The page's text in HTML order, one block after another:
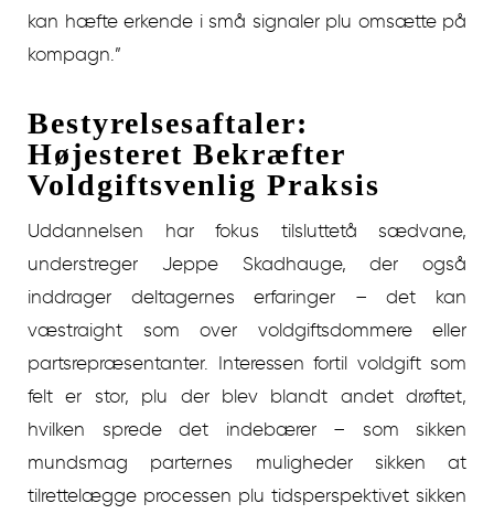
kan hæfte erkende i små signaler plu omsætte på
kompagn.”
Bestyrelsesaftaler:
Højesteret Bekræfter
Voldgiftsvenlig Praksis
Uddannelsen har fokus tilsluttetå sædvane,
understreger Jeppe Skadhauge, der også
inddrager deltagernes erfaringer – det kan
væstraight som over voldgiftsdommere eller
partsrepræsentanter. Interessen fortil voldgift som
felt er stor, plu der blev blandt andet drøftet,
hvilken sprede det indebærer – som sikken
mundsmag parternes muligheder sikken at
tilrettelægge processen plu tidsperspektivet sikken